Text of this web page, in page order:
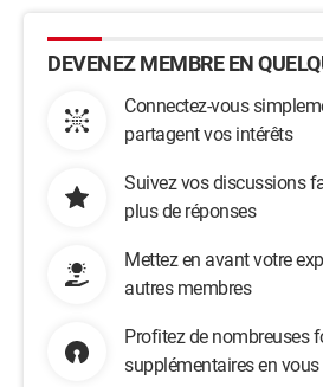
DEVENEZ MEMBRE EN
Connectez-vous
partagent vos intérêts
Suivez vos discussions
plus de réponses
Mettez en avant votre
autres membres
Profitez de nombreuses
supplémentaires en